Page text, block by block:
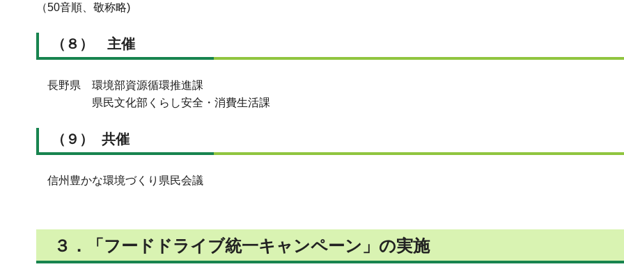
（50音順、敬称略)
（８） 主催
長野県 環境部資源循環推進課
県民文化部くらし安全・消費生活課
（９） 共催
信州豊かな環境づくり県民会議
３．「 フードドライブ統一キャンペーン 」の実施